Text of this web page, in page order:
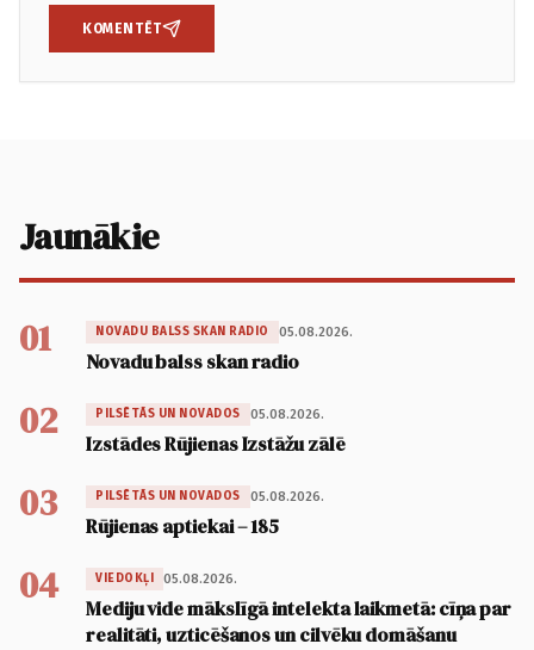
KOMENTĒT
Jaunākie
01 NOVADU BALSS SKAN RADIO 05.08.2026.
Novadu balss skan radio
02 PILSĒTĀS UN NOVADOS 05.08.2026.
Izstādes Rūjienas Izstāžu zālē
03 PILSĒTĀS UN NOVADOS 05.08.2026.
Rūjienas aptiekai – 185
04 VIEDOKĻI 05.08.2026.
Mediju vide mākslīgā intelekta laikmetā: cīņa par
realitāti, uzticēšanos un cilvēku domāšanu